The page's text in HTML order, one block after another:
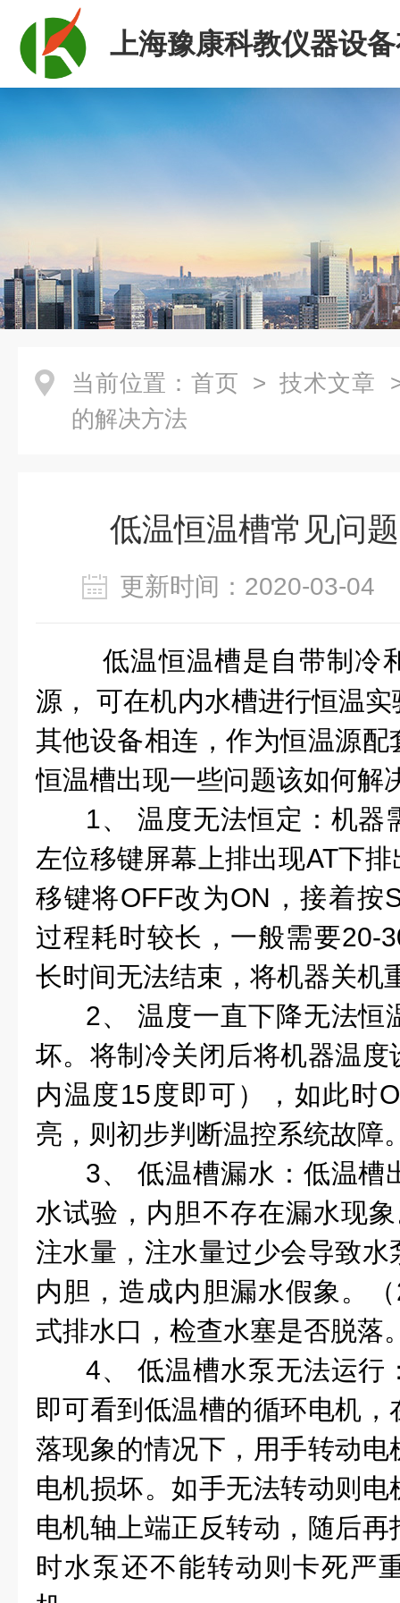
上海豫康科教仪器设
司
当前位置： 首页 > 技术文章
的解决方法
低温恒温槽常见问
更新时间：2020-03-
低温恒温槽是自带制冷
源， 可在机内水槽进行恒温
其他设备相连，作为恒温源
恒温槽出现一些问题该如何解
1、 温度无法恒定：机器
左位移键屏幕上排出现AT下
移键将OFF改为ON，接着按
过程耗时较长，一般需要20-
长时间无法结束，将机器关机
2、 温度一直下降无法恒
坏。将制冷关闭后将机器温
内温度15度即可），如此时
亮，则初步判断温控系统故障
3、 低温槽漏水：低温槽
水试验，内胆不存在漏水现
注水量，注水量过少会导致
内胆，造成内胆漏水假象。
式排水口，检查水塞是否脱落
4、 低温槽水泵无法运行
即可看到低温槽的循环电机
落现象的情况下，用手转动
电机损坏。如手无法转动则
电机轴上端正反转动，随后
时水泵还不能转动则卡死严